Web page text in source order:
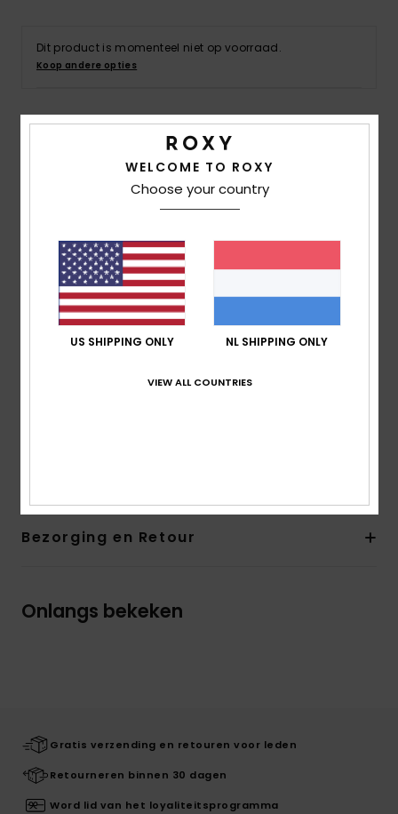
Accessoires
Snow
Dit product is momenteel niet op voorraad.
Koop andere opties
Details & functies
Dames Groen Broek met wijde pijpen
Kenmerken
Stof:Twillstof van katoen en elastaan
Fit:Easy fit
Taille: Hoge taille
Twee opgestikte voorzakken
Bezorging en Retour
Onlangs bekeken
Gratis verzending en retouren voor leden
Retourneren binnen 30 dagen
Word lid van het loyaliteitsprogramma
WELCOME TO ROXY
Choose your country
US SHIPPING ONLY NL SHIPPING ONLY
VIEW ALL COUNTRIES